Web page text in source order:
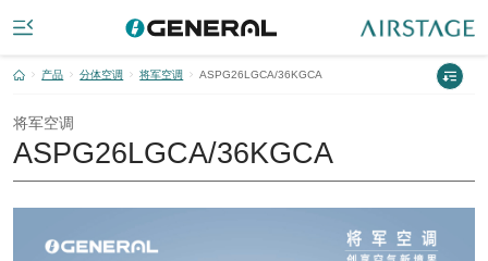
产品 分体空调 将军空调 ASPG26LGCA/36KGCA
将军空调
ASPG26LGCA/36KGCA